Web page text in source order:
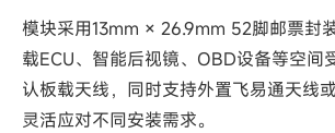
模块采用13mm × 26.9mm 52脚邮票封
载ECU、智能后视镜、OBD设备等空间
认板载天线，同时支持外置飞易通天线
灵活应对不同安装需求。